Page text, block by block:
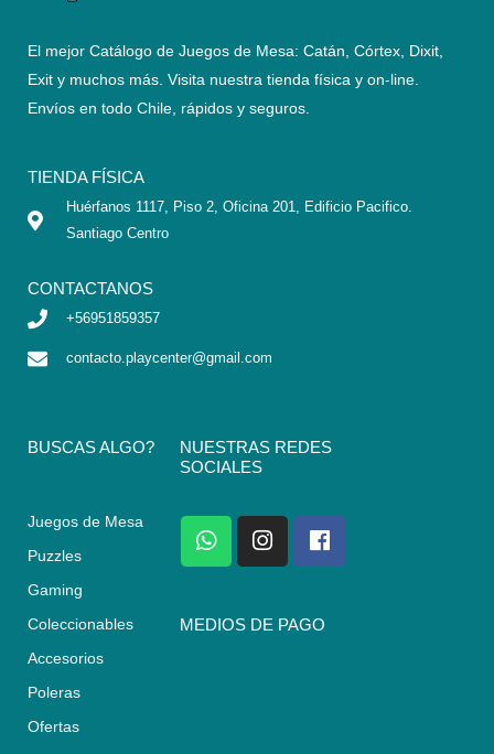
El mejor Catálogo de Juegos de Mesa: Catán, Córtex, Dixit,
Exit y muchos más. Visita nuestra tienda física y on-line.
Envíos en todo Chile, rápidos y seguros
TIENDA FÍSICA
Huérfanos 1117, Piso 2, Oficina 201, Edificio Pacifico.
Santiago Centro
CONTACTANOS
+56951859357
contacto.playcenter@gmail.com
BUSCAS ALGO?
Juegos de Mesa
Puzzles
Gaming
Coleccionables
Accesorios
Poleras
Ofertas
NUESTRAS REDES
SOCIALES
W
h
a
s
I
n
s
a
F
a
c
b
MEDIOS DE PAGO